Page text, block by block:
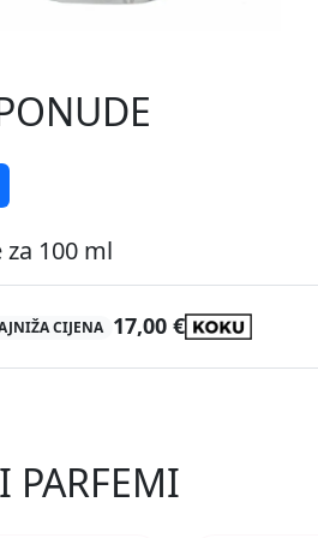
za 100 ml
CIJENA 17,00 €
PARFEMI